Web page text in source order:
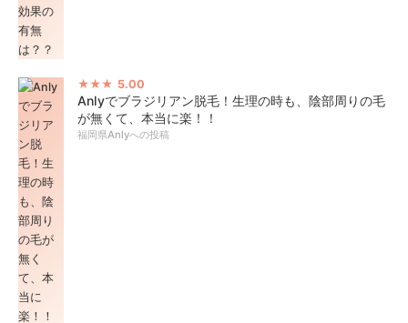
5.00
Anlyでブラジリアン脱毛！生理の時も、陰部周りの毛
が無くて、本当に楽！！
福岡県Anlyへの投稿